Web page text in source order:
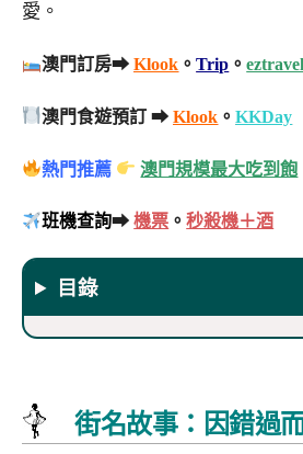
愛。
澳門訂房➡Klook 。Trip 。eztravel
澳門食遊預訂 ➡Klook 。KKDay
熱門推薦 澳門規模最大吃到飽
班機查詢➡機票 。秒殺機＋酒
目錄
街名故事：因錯過